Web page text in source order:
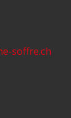
soffre.ch